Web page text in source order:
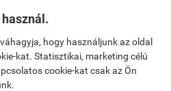
hogy használjunk az oldal
kat. Statisztikai, marketing célú
cookie-kat csak az Ön